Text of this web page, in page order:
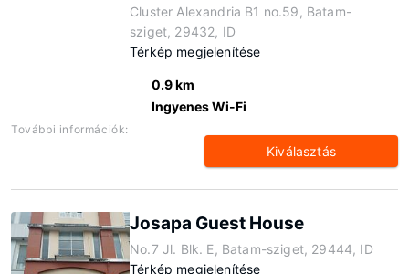
Cluster Alexandria B1 no.59, Batam-
sziget, 29432, ID
Térkép megjelenítése
0.9 km
Ingyenes Wi-Fi
További információk:
Kiválasztás
Josapa Guest House
No.7 Jl. Blk. E, Batam-sziget, 29444, ID
Térkép megjelenítése